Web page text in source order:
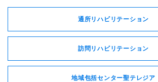
通所リハビリテーション
訪問リハビリテーション
地域包括センター聖テレジア